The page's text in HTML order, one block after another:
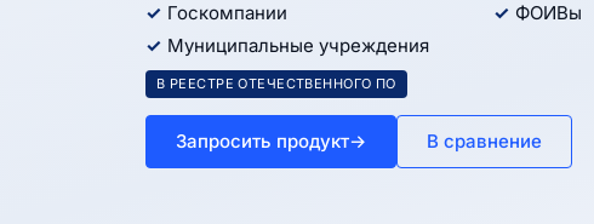
Госкомпании ФОИВы
Муниципальные учреждения
В РЕЕСТРЕ ОТЕЧЕСТВЕННОГО ПО
Запросить продукт→ В сравнение